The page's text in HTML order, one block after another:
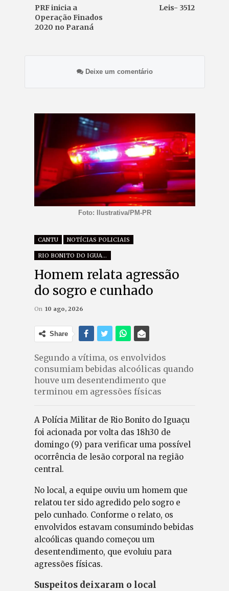
PRF inicia a
Operação Finados
2020 no Paraná
Leis- 3512
Deixe um comentário
Foto: Ilustrativa/PM-PR
CANTU NOTÍCIAS POLICIAIS
RIO BONITO DO IGUAÇU
Homem relata agressão
do sogro e cunhado
On 10 ago, 2026
Share
Segundo a vítima, os envolvidos
consumiam bebidas alcoólicas quando
houve um desentendimento que
terminou em agressões físicas
A Polícia Militar de Rio Bonito do Iguaçu
foi acionada por volta das 18h30 de
domingo (9) para verificar uma possível
ocorrência de lesão corporal na região
central.
No local, a equipe ouviu um homem que
relatou ter sido agredido pelo sogro e
pelo cunhado. Conforme o relato, os
envolvidos estavam consumindo bebidas
alcoólicas quando começou um
desentendimento, que evoluiu para
agressões físicas.
Suspeitos deixaram o local